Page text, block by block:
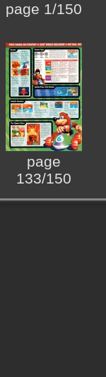
page 1/150
page
133/150